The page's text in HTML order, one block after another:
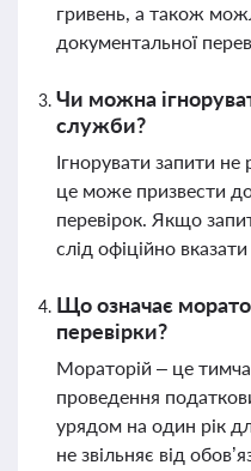
гривень, а також
документальної
Чи можна
служби?
Ігнорувати запити не
це може призвести
перевірок. Якщо
слід офіційно
Що означає
перевірки?
Мораторій – це
проведення
урядом на один рік
не звільняє від